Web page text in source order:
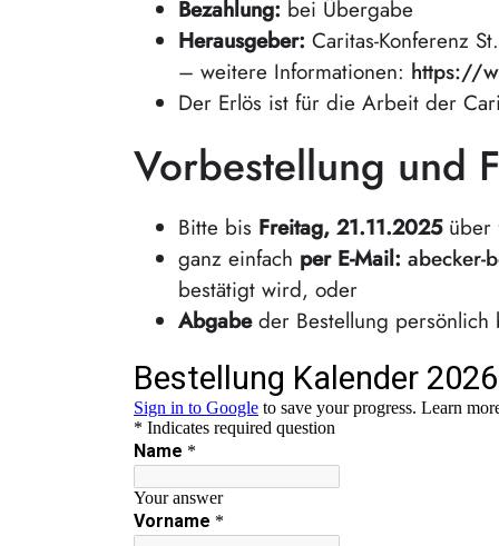
Bezahlung: bei Übergabe
Herausgeber: Caritas-Konferenz
– weitere Informationen: https://
Der Erlös ist für die Arbeit der
Vorbestellung und
Bitte bis Freitag, 21.11.2025über
ganz einfach per E-Mail: abecker-
bestätigt wird, oder
Abgabeder Bestellung